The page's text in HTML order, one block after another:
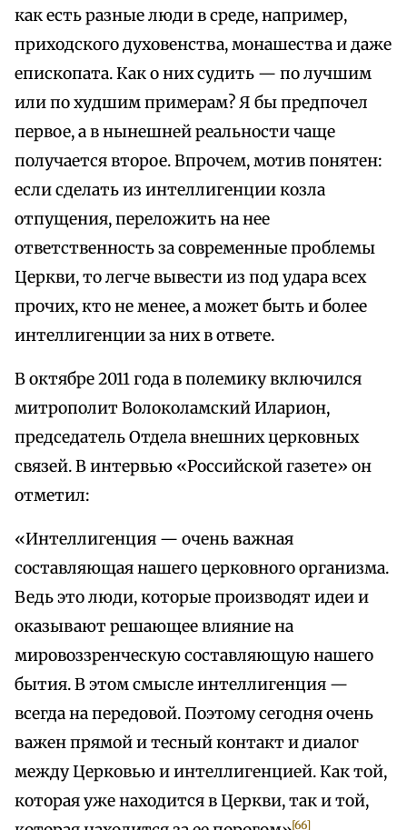
как есть разные люди в среде, например,
приходского духовенства, монашества и даже
епископата. Как о них судить — по лучшим
или по худшим примерам? Я бы предпочел
первое, а в нынешней реальности чаще
получается второе. Впрочем, мотив понятен:
если сделать из интеллигенции козла
отпущения, переложить на нее
ответственность за современные проблемы
Церкви, то легче вывести из под удара всех
прочих, кто не менее, а может быть и более
интеллигенции за них в ответе.
В октябре 2011 года в полемику включился
митрополит Волоколамский Иларион,
председатель Отдела внешних церковных
связей. В интервью «Российской газете» он
отметил:
«Интеллигенция — очень важная
составляющая нашего церковного организма.
Ведь это люди, которые производят идеи и
оказывают решающее влияние на
мировоззренческую составляющую нашего
бытия. В этом смысле интеллигенция —
всегда на передовой. Поэтому сегодня очень
важен прямой и тесный контакт и диалог
между Церковью и интеллигенцией. Как той,
которая уже находится в Церкви, так и той,
[66]